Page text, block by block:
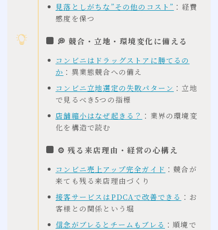
見落としがちな”その他のコスト” ：経費
感度を保つ
💭 競合・立地・環境変化に備える
コンビニはドラッグストアに勝てるの
か ：異業態競合への備え
コンビニ立地選定の失敗パターン ：立地
で見るべき5つの指標
店舗縮小はなぜ起きる？ ：業界の環境変
化を構造で読む
⚙ 残る来店理由・経営の心構え
コンビニ売上アップ完全ガイド ：競合が
来ても残る来店理由づくり
接客サービスはPDCAで改善できる ：お
客様との関係という堀
信念がブレるとチームもブレる ：順境で